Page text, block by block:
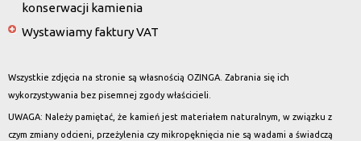
konserwacji kamienia
Wystawiamy faktury VAT
Wszystkie zdjęcia na stronie są własnością OZINGA. Zabrania się ich
wykorzystywania bez pisemnej zgody właścicieli.
UWAGA: Należy pamiętać, że kamień jest materiałem naturalnym, w związku z
czym zmiany odcieni, przeżylenia czy mikropęknięcia nie są wadami a świadczą